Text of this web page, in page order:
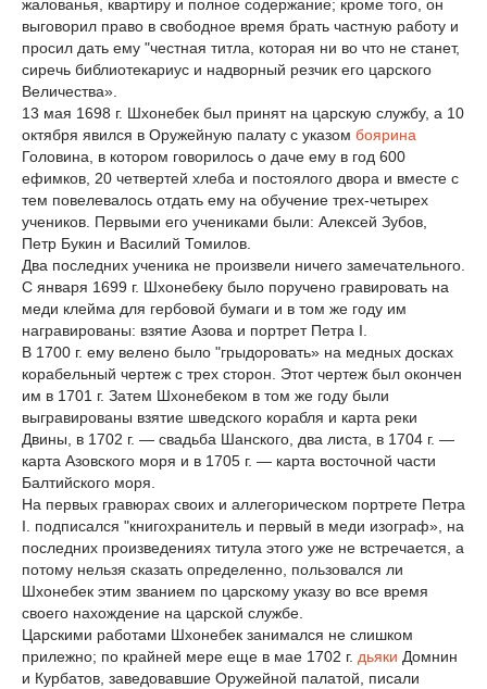
жалованья, квартиру и полное содержание; кроме того, он
выговорил право в свободное время брать частную работу и
просил дать ему "честная титла, которая ни во что не станет,
сиречь библиотекариус и надворный резчик его царского
Величества».
13 мая 1698 г. Шхонебек был принят на царскую службу, а 10
октября явился в Оружейную палату с указом боярина
Головина, в котором говорилось о даче ему в год 600
ефимков, 20 четвертей хлеба и постоялого двора и вместе с
тем повелевалось отдать ему на обучение трех-четырех
учеников. Первыми его учениками были: Алексей Зубов,
Петр Букин и Василий Томилов.
Два последних ученика не произвели ничего замечательного.
С января 1699 г. Шхонебеку было поручено гравировать на
меди клейма для гербовой бумаги и в том же году им
награвированы: взятие Азова и портрет Петра I.
В 1700 г. ему велено было "грыдоровать» на медных досках
корабельный чертеж с трех сторон. Этот чертеж был окончен
им в 1701 г. Затем Шхонебеком в том же году были
выгравированы взятие шведского корабля и карта реки
Двины, в 1702 г. — свадьба Шанского, два листа, в 1704 г. —
карта Азовского моря и в 1705 г. — карта восточной части
Балтийского моря.
На первых гравюрах своих и аллегорическом портрете Петра
I. подписался "книгохранитель и первый в меди изограф», на
последних произведениях титула этого уже не встречается, а
потому нельзя сказать определенно, пользовался ли
Шхонебек этим званием по царскому указу во все время
своего нахождение на царской службе.
Царскими работами Шхонебек занимался не слишком
прилежно; по крайней мере еще в мае 1702 г. дьяки Домнин
и Курбатов, заведовавшие Оружейной палатой, писали